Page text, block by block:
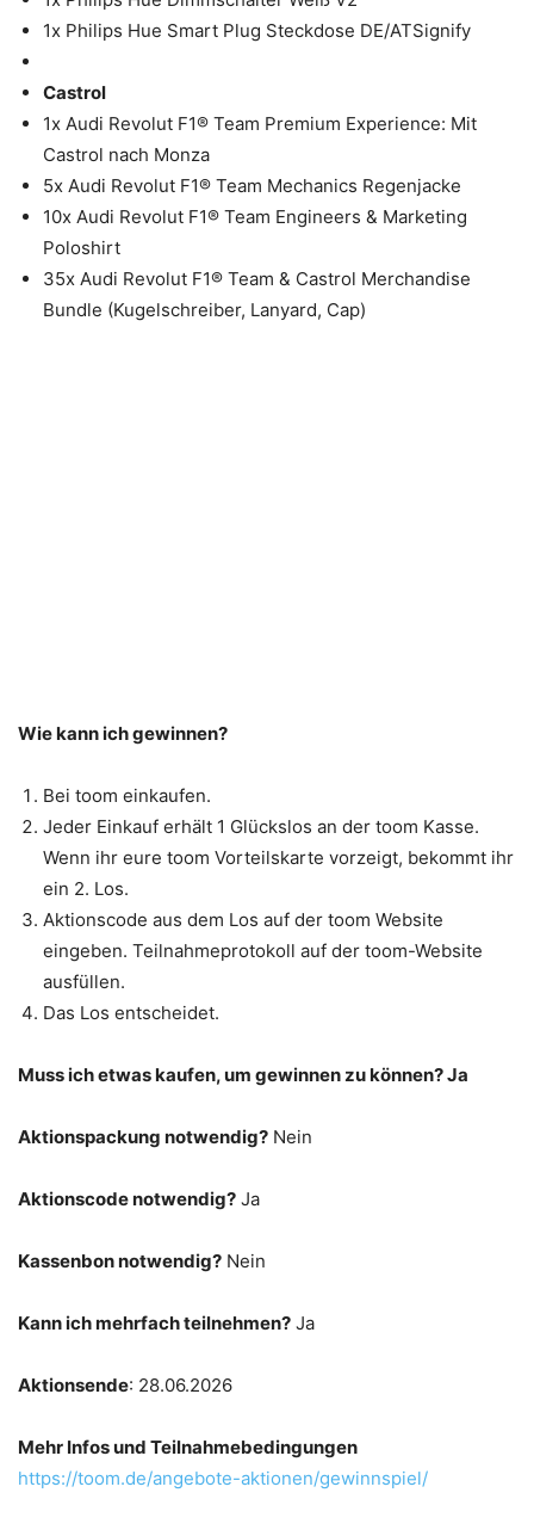
1x Philips Hue Smart Plug Steckdose DE/ATSignify
Castrol
1x Audi Revolut F1® Team Premium Experience: Mit
Castrol nach Monza
5x Audi Revolut F1® Team Mechanics Regenjacke
10x Audi Revolut F1® Team Engineers & Marketing
Poloshirt
35x Audi Revolut F1® Team & Castrol Merchandise
Bundle (Kugelschreiber, Lanyard, Cap)
Wie kann ich gewinnen?
Bei toom einkaufen.
Jeder Einkauf erhält 1 Glückslos an der toom Kasse.
Wenn ihr eure toom Vorteilskarte vorzeigt, bekommt ihr
ein 2. Los.
Aktionscode aus dem Los auf der toom Website
eingeben. Teilnahmeprotokoll auf der toom-Website
ausfüllen.
Das Los entscheidet.
Muss ich etwas kaufen, um gewinnen zu können? Ja
Aktionspackung notwendig? Nein
Aktionscode notwendig? Ja
Kassenbon notwendig? Nein
Kann ich mehrfach teilnehmen? Ja
Aktionsende: 28.06.2026
Mehr Infos und Teilnahmebedingungen
https://toom.de/angebote-aktionen/gewinnspiel/